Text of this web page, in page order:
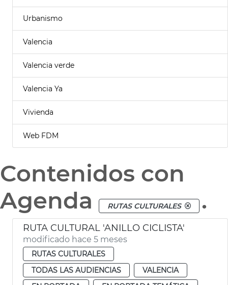
Urbanismo
Valencia
Valencia verde
Valencia Ya
Vivienda
Web FDM
Contenidos con
Agenda
RUTAS CULTURALES .
RUTA CULTURAL 'ANILLO CICLISTA'
modificado hace 5 meses
RUTAS CULTURALES
TODAS LAS AUDIENCIAS
VALENCIA